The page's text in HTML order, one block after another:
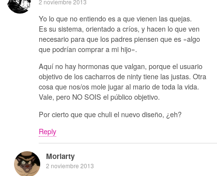
2 noviembre 2013
Yo lo que no entiendo es a que vienen las quejas.
Es su sistema, orientado a críos, y hacen lo que ven
necesario para que los padres piensen que es «algo
que podrían comprar a mi hijo».
Aquí no hay hormonas que valgan, porque el usuario
objetivo de los cacharros de ninty tiene las justas. Otra
cosa que nos/os mole jugar al mario de toda la vida.
Vale, pero NO SOIS el público objetivo.
Por cierto que que chuli el nuevo diseño, ¿eh?
Reply
Moriarty
2 noviembre 2013